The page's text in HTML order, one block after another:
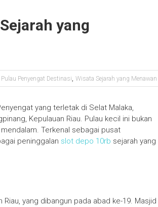
yang
Pulau Penyengat Destinasi, Wisata Sejarah yang Menawan
yang terletak di Selat Malaka,
Kepulauan Riau. Pulau kecil ini bukan
Terkenal sebagai pusat
peninggalan slot depo 10rb sejarah yang
yang dibangun pada abad ke-19. Masjid